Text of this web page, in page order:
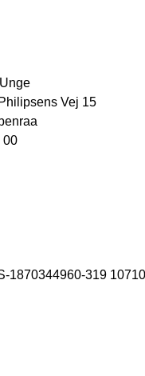
Vej 15
00
1870344960-319